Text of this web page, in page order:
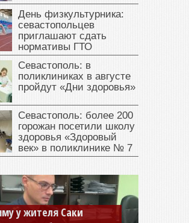
День физкультурника:
севастопольцев
приглашают сдать
нормативы ГТО
Севастополь: в
поликлиниках в августе
пройдут «Дни здоровья»
Севастополь: более 200
горожан посетили школу
здоровья «Здоровый
век» в поликлинике № 7
у жителя Саки